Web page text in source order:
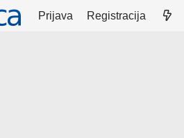
Prijava Registracija